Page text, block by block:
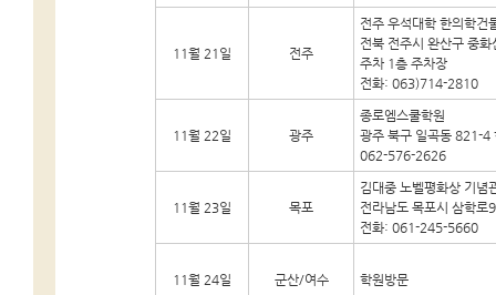
11월 21일 전주
전주 우석대학 한의학건
전북 전주시 완산구 중
주차 1층 주차장
전화: 063)714-2810
11월 22일 광주
종로엠스쿨학원
광주 북구 일곡동 821-4
062-576-2626
11월 23일 목포
김대중 노벨평화상 기념
전라남도 목포시 삼학로
전화: 061-245-5660
11월 24일 군산/여수 학원방문